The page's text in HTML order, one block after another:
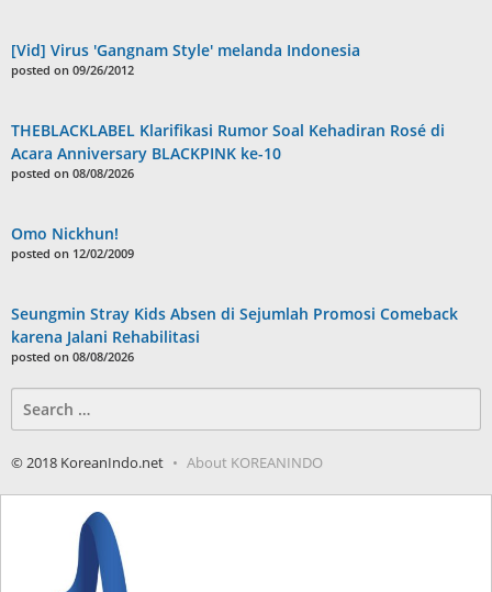
[Vid] Virus 'Gangnam Style' melanda Indonesia
posted on 09/26/2012
THEBLACKLABEL Klarifikasi Rumor Soal Kehadiran Rosé di
Acara Anniversary BLACKPINK ke-10
posted on 08/08/2026
Omo Nickhun!
posted on 12/02/2009
Seungmin Stray Kids Absen di Sejumlah Promosi Comeback
karena Jalani Rehabilitasi
posted on 08/08/2026
for:
© 2018 KoreanIndo.net About KOREANINDO